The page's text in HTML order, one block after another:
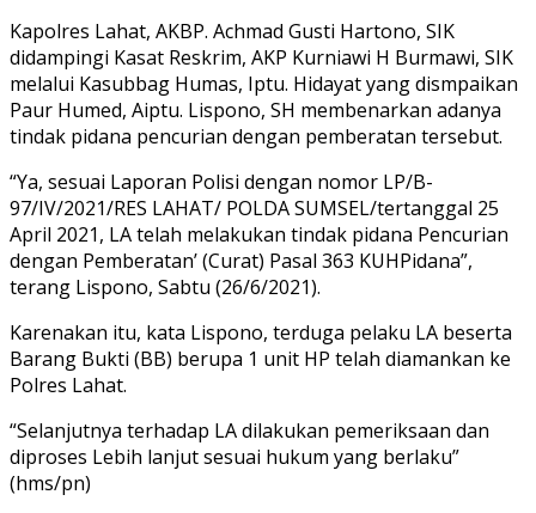
Kapolres Lahat, AKBP. Achmad Gusti Hartono, SIK
didampingi Kasat Reskrim, AKP Kurniawi H Burmawi, SIK
melalui Kasubbag Humas, Iptu. Hidayat yang dismpaikan
Paur Humed, Aiptu. Lispono, SH membenarkan adanya
tindak pidana pencurian dengan pemberatan tersebut.
“Ya, sesuai Laporan Polisi dengan nomor LP/B-
97/IV/2021/RES LAHAT/ POLDA SUMSEL/tertanggal 25
April 2021, LA telah melakukan tindak pidana Pencurian
dengan Pemberatan’ (Curat) Pasal 363 KUHPidana”,
terang Lispono, Sabtu (26/6/2021).
Karenakan itu, kata Lispono, terduga pelaku LA beserta
Barang Bukti (BB) berupa 1 unit HP telah diamankan ke
Polres Lahat.
“Selanjutnya terhadap LA dilakukan pemeriksaan dan
diproses Lebih lanjut sesuai hukum yang berlaku”
(hms/pn)